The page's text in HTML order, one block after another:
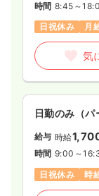
時間 8:45～
日祝休み
月
気
日勤のみ（パ
給与 時給
時間 9:00～
日祝休み
時